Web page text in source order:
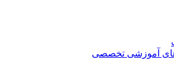
آموزشی تخصصی